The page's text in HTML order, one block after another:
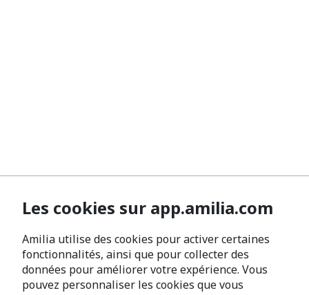
Les cookies sur app.amilia.com
Amilia utilise des cookies pour activer certaines
fonctionnalités, ainsi que pour collecter des
données pour améliorer votre expérience. Vous
pouvez personnaliser les cookies que vous